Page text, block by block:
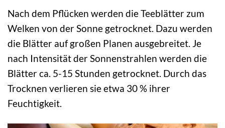
Nach dem Pflücken werden die Teeblätter zum
Welken von der Sonne getrocknet. Dazu werden
die Blätter auf großen Planen ausgebreitet. Je
nach Intensität der Sonnenstrahlen werden die
Blätter ca. 5-15 Stunden getrocknet. Durch das
Trocknen verlieren sie etwa 30 % ihrer
Feuchtigkeit.